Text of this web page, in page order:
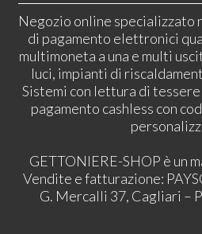
Negozio online specializzato
di pagamento elettronici
multimoneta a una e multi
luci, impianti di
Sistemi con lettura di
pagamento cashless con
GETTONIERE-SHOP è un
Vendite e fatturazione:
G. Mercalli 37, Cagliari –